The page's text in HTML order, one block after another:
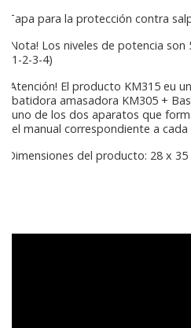
Tapa para la protección contra
¡Nota! Los niveles de potencia
1-2-3-4)
¡Atención! El producto KM315 eu
batidora amasadora KM305 +
uno de los dos aparatos que
el manual correspondiente a
Dimensiones del producto: 28 x